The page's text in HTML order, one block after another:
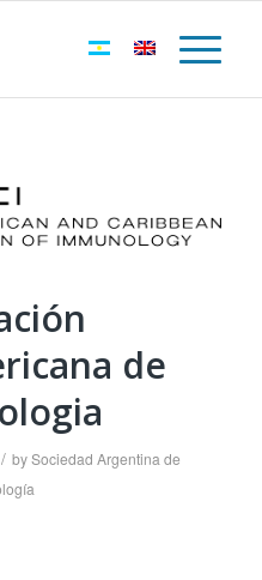
de
/ bySociedad Argentina de